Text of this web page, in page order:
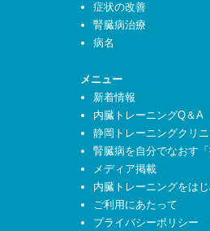
症状の改善
腎臓病治療
病名
メニュー
新着情報
内臓トレーニングQ＆A
静岡トレーニングクリニ
腎臓病を自分でなおす「
メディア掲載
内臓トレーニングをは
ご利用にあたって
プライバシーポリシー